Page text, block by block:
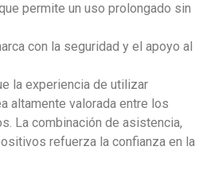
permite un uso prolongado sin
con la seguridad y el apoyo al
la experiencia de utilizar
altamente valorada entre los
La combinación de asistencia,
refuerza la confianza en la